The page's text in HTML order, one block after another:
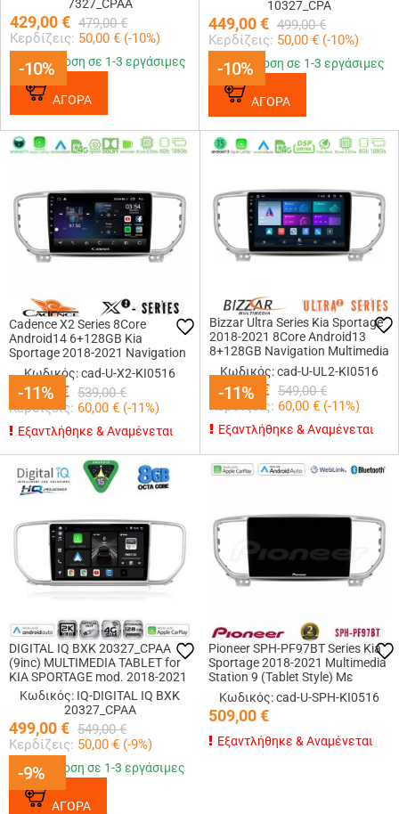
-10%
7327_CPAA
429,00€ 479,00 €
Κερδίζεις: 50,00 € (-10%)
-10%
Παράδοση σε 1-3 εργάσιμες
ΑΓΟΡΑ
-10%
10327_CPA
449,00€ 499,00 €
Κερδίζεις: 50,00 € (-10%)
-10%
Παράδοση σε 1-3 εργάσιμες
ΑΓΟΡΑ
-11%
Cadence X2 Series 8Core
Android14 6+128GB Kia
Sportage 2018-2021 Navigation
Multimedia Tablet 9
Κωδικός: cad-U-X2-KI0516
479,00 € 539,00 €
Κερδίζεις: 60,00 € (-11%)
-11%
Εξαντλήθηκε & Αναμένεται
-11%
Bizzar Ultra Series Kia Sportage
2018-2021 8Core Android13
8+128GB Navigation Multimedia
Tablet 9
Κωδικός: cad-U-UL2-KI0516
489,00 € 549,00 €
Κερδίζεις: 60,00 € (-11%)
-11%
Εξαντλήθηκε & Αναμένεται
-9%
DIGITAL IQ BXK 20327_CPAA
(9inc) MULTIMEDIA TABLET for
KIA SPORTAGE mod. 2018-2021
Κωδικός: IQ-DIGITAL IQ BXK
20327_CPAA
499,00€ 549,00 €
Κερδίζεις: 50,00 € (-9%)
-9%
Παράδοση σε 1-3 εργάσιμες
ΑΓΟΡΑ
Pioneer SPH-PF97BT Series Kia
Sportage 2018-2021 Multimedia
Station 9 (Tablet Style) Με
Carplay &amp; Android Auto
Κωδικός: cad-U-SPH-KI0516
509,00€
Εξαντλήθηκε & Αναμένεται